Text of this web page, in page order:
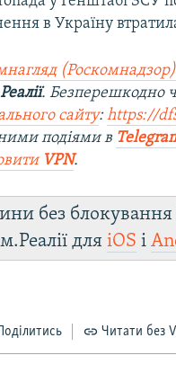
в Україну
. Безперешкодно
сайту:https://
подіями в
VPN.
без
дляiOS і
Поділитись Читати без